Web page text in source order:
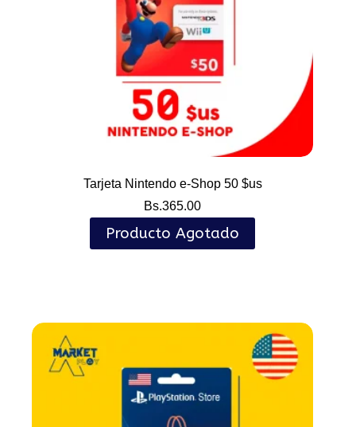
Tarjeta Nintendo e-Shop 50 $us
Bs.365.00
Producto Agotado